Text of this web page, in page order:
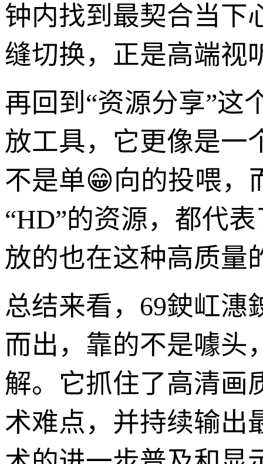
钟内找到最契合当下
缝切换，正是高端视
再回到“资源分享”这
放工具，它更像是一
不是单😁向的投喂，
“HD”的资源，都代
放的也在这种高质量
总结来看，69鉂屸潓
而出，靠的不是噱头
解。它抓住了高清画
术难点，并持续输出